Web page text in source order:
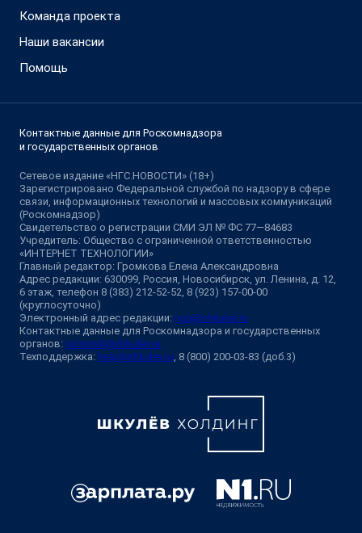
Команда проекта
Наши вакансии
Помощь
Контактные данные для Роскомнадзора
и государственных органов
Сетевое издание «НГС.НОВОСТИ» (18+)
Зарегистрировано Федеральной службой по надзору в сфере
связи, информационных технологий и массовых коммуникаций
(Роскомнадзор)
Свидетельство о регистрации СМИ ЭЛ № ФС 77—84683
Учредитель: Общество с ограниченной ответственностью
«ИНТЕРНЕТ ТЕХНОЛОГИИ»
Главный редактор: Громкова Елена Александровна
Адрес редакции: 630099, Россия, Новосибирск, ул. Ленина, д. 12,
6 этаж, телефон 8 (383) 212-52-52, 8 (923) 157-00-00
(круглосуточно)
Электронный адрес редакции: ngs@shkulev.ru
Контактные данные для Роскомнадзора и государственных
органов: juristnsk@shkulev.ru
Техподдержка: help@shkulev.ru, 8 (800) 200-03-83 (доб.3)